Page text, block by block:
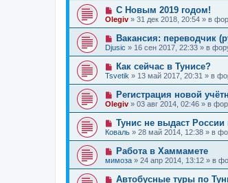
ее
н
и
е
о
б
щ
е
н
и
е
е
с
о
б
щ
е
н
и
е
Н
о
в
о
е
с
о
б
щ
е
н
и
е
С Новым 2019 годом!
Olegiv » 31 дек 2018, 20:54 » в
Н
о
в
о
е
с
о
б
щ
е
и
е
Вакансия: переводчик
Djusic » 16 сен 2017, 22:33 » в
Н
о
в
о
е
с
о
о
б
щ
е
н
и
е
Как сейчас в Тунисе?
Tsvetik » 13 май 2017, 20:31 » в
Н
о
в
о
с
о
б
щ
Регистрация новой
Olegiv » 03 авг 2014, 02:46 » в
Н
о
в
о
е
с
о
о
Тунис не выдаст
Коваль » 28 май 2014, 12:38 » в
Н
о
в
Работа в Хаммамете
мимоза » 24 апр 2014, 13:12 » в
Н
Автобусные туры по